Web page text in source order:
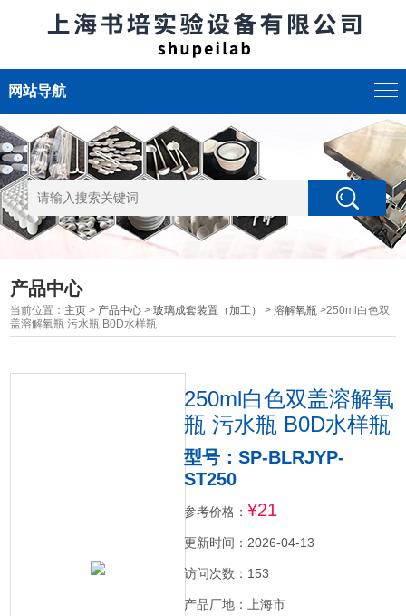
网站导航
产品中心
当前位置： 主页 > 产品中心 >玻璃成套装置（加工） >溶解氧瓶 >250ml白色双
盖溶解氧瓶 污水瓶 B0D水样瓶
250ml白色双盖溶解氧
瓶 污水瓶 B0D水样瓶
型号：SP-BLRJYP-
ST250
参考价格： ¥21
更新时间：2026-04-13
访问次数：153
产品厂地：上海市